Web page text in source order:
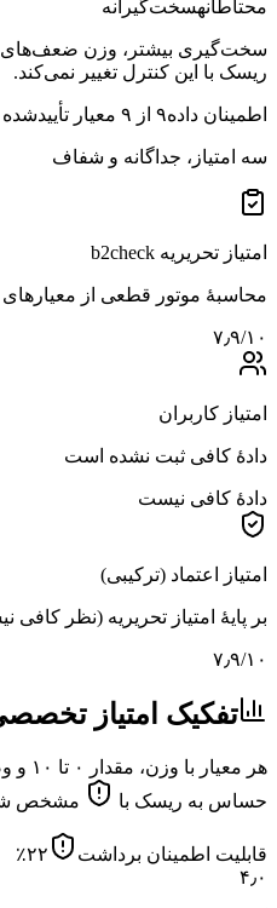
محتاطانهسخت‌گیرانه
سخت‌گیری بیشتر، وزن ضعف‌های
ریسک با این کنترل تغییر نمی‌کند.
اطمینان داده۹ از ۹ معیار تأییدشده
سه امتیاز، جداگانه و شفاف
امتیاز تحریریه b2check
محاسبهٔ موتور قطعی از معیارهای
۷٫۹/۱۰
امتیاز کاربران
دادهٔ کافی ثبت نشده است
دادهٔ کافی نیست
امتیاز اعتماد (ترکیبی)
بر پایهٔ امتیاز تحریریه (نظر کافی
۷٫۹/۱۰
تفکیک امتیاز
هر
حساس به ریسک با
مشخص
قابلیت اطمینان برداشت ۲۲٪
۴٫۰